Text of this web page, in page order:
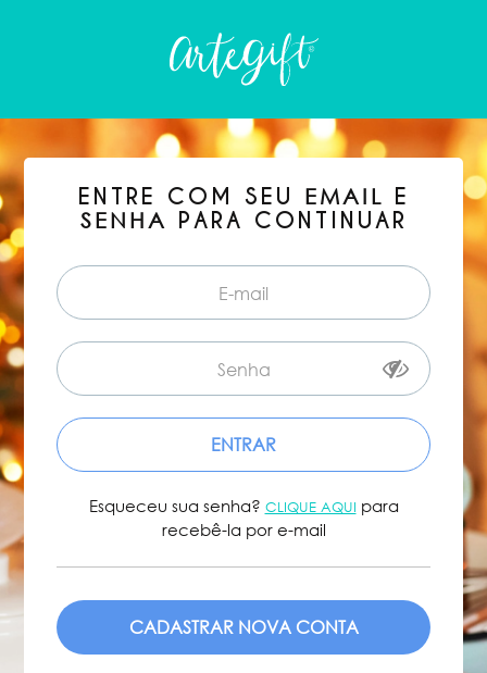
ENTRE COM SEU EMAIL E
SENHA PARA CONTINUAR
ENTRAR
Esqueceu sua senha? CLIQUE AQUI para
recebê-la por e-mail
ENVIAR